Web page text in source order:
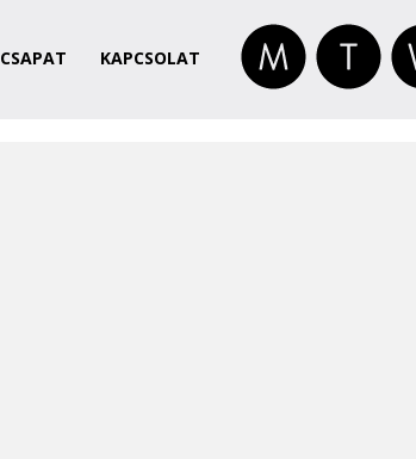
CSAPAT KAPCSOLAT